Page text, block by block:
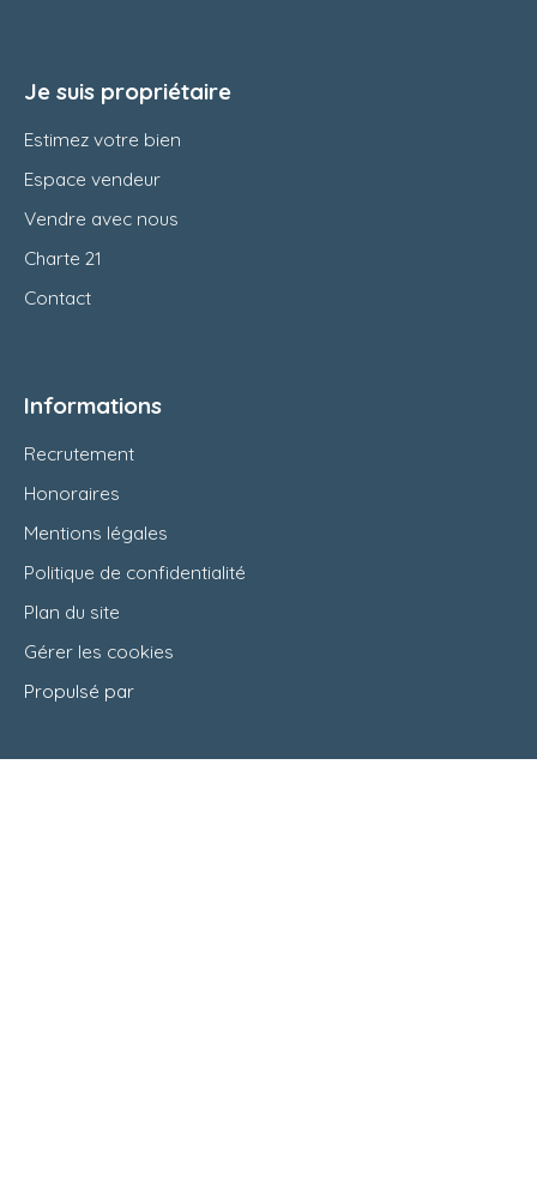
Je suis propriétaire
Estimez votre bien
Espace vendeur
Vendre avec nous
Charte 21
Contact
Informations
Recrutement
Honoraires
Mentions légales
Politique de confidentialité
Plan du site
Gérer les cookies
Propulsé par